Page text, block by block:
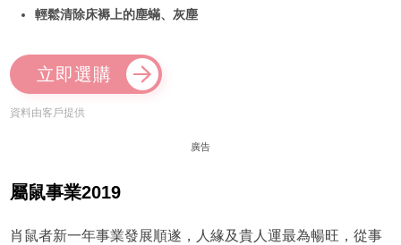
輕鬆清除床褥上的塵蟎、灰塵
立即選購
資料由客戶提供
廣告
屬鼠事業2019
肖鼠者新一年事業發展順遂，人緣及貴人運最為暢旺，從事